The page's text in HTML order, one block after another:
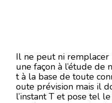
Il ne peut ni remplacer
une façon à l’étude de
t à la base de toute
oute prévision mais il
l’instant T et pose tel